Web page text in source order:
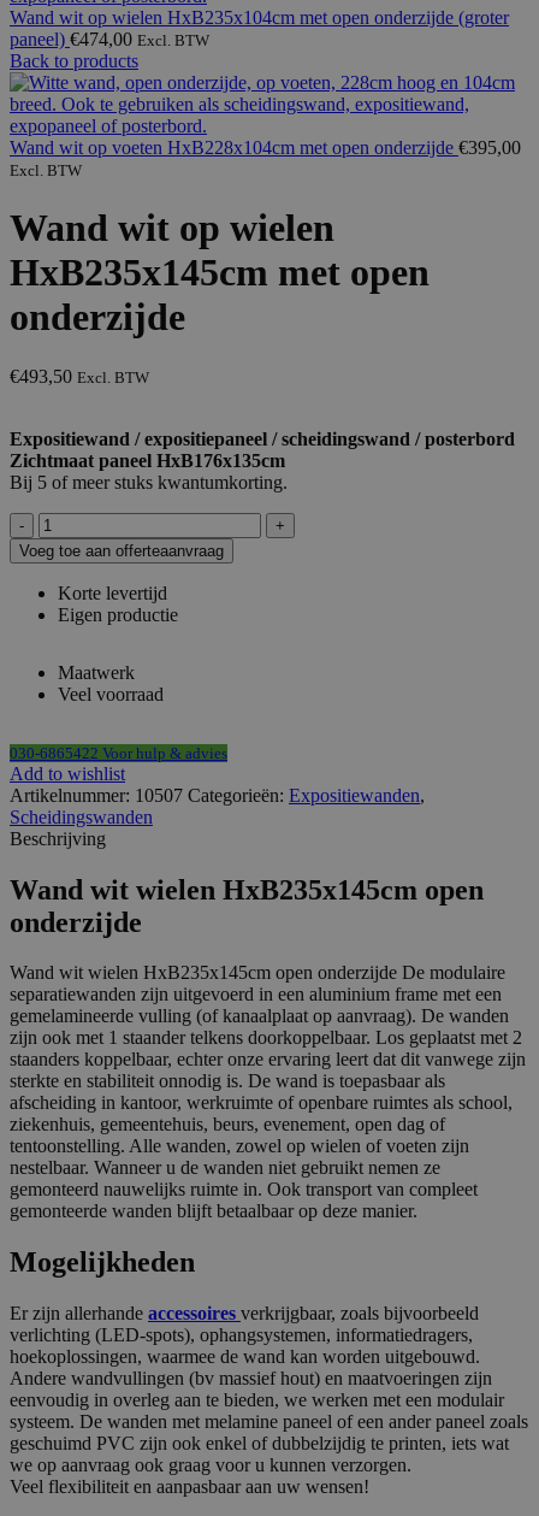
Wand wit op wielen HxB235x104cm met open onderzijde (groter
paneel) €474,00 Excl. BTW
Back to products
Wand wit op voeten HxB228x104cm met open onderzijde €395,00
Excl. BTW
Wand wit op wielen
HxB235x145cm met open
onderzijde
€493,50 Excl. BTW
Expositiewand / expositiepaneel / scheidingswand / posterbord
Zichtmaat paneel HxB176x135cm
Bij 5 of meer stuks kwantumkorting.
Wand
wit
op
wielen
HxB235x145cm
onderzijde
aantal
Voeg toe aan offerteaanvraag
Korte levertijd
Eigen productie
Maatwerk
Veel voorraad
030-6865422 Voor hulp & advies
Add to wishlist
Artikelnummer: 10507 Categorieën: Expositiewanden,
Scheidingswanden
Beschrijving
Wand wit wielen HxB235x145cm open
onderzijde
Wand wit wielen HxB235x145cm open onderzijde De modulaire
separatiewanden zijn uitgevoerd in een aluminium frame met een
gemelamineerde vulling (of kanaalplaat op aanvraag). De wanden
zijn ook met 1 staander telkens doorkoppelbaar. Los geplaatst met 2
staanders koppelbaar, echter onze ervaring leert dat dit vanwege zijn
sterkte en stabiliteit onnodig is. De wand is toepasbaar als
afscheiding in kantoor, werkruimte of openbare ruimtes als school,
ziekenhuis, gemeentehuis, beurs, evenement, open dag of
tentoonstelling. Alle wanden, zowel op wielen of voeten zijn
nestelbaar. Wanneer u de wanden niet gebruikt nemen ze
gemonteerd nauwelijks ruimte in. Ook transport van compleet
gemonteerde wanden blijft betaalbaar op deze manier.
Mogelijkheden
Er zijn allerhande accessoires verkrijgbaar, zoals bijvoorbeeld
verlichting (LED-spots), ophangsystemen, informatiedragers,
hoekoplossingen, waarmee de wand kan worden uitgebouwd.
Andere wandvullingen (bv massief hout) en maatvoeringen zijn
eenvoudig in overleg aan te bieden, we werken met een modulair
systeem. De wanden met melamine paneel of een ander paneel zoals
geschuimd PVC zijn ook enkel of dubbelzijdig te printen, iets wat
we op aanvraag ook graag voor u kunnen verzorgen.
Veel flexibiliteit en aanpasbaar aan uw wensen!